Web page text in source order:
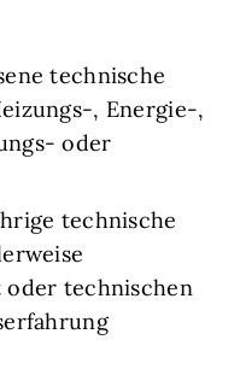
technische
, Energie-,
oder
technische
oder technischen